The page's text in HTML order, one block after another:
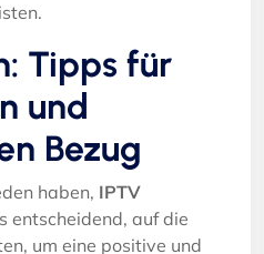
Tipps für
und
Bezug
haben, IPTV
entscheidend, auf die
um eine positive und